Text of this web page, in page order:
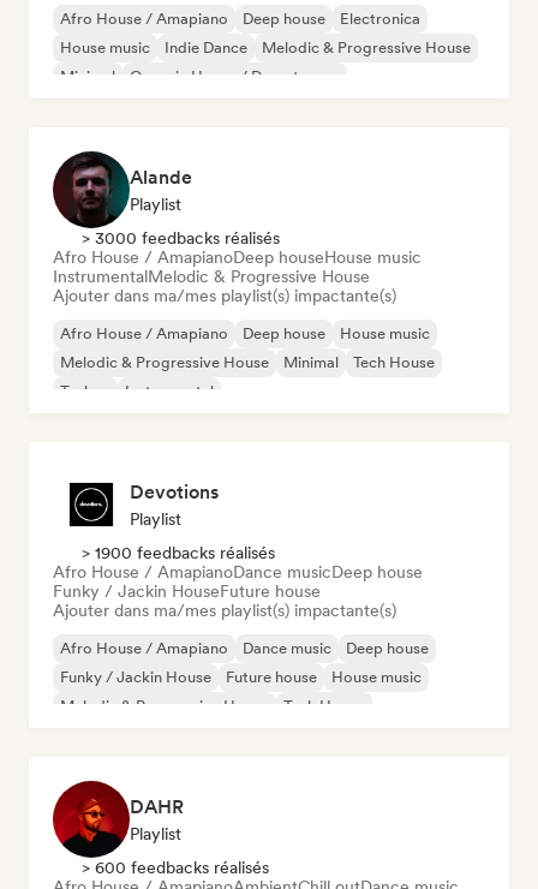
Afro House / Amapiano Deep house
Electronica
House music
Indie Dance
Melodic & Progressive House
Minimal
Organic House / Downtempo
Alande
Playlist
> 3000 feedbacks réalisés
Afro House / AmapianoDeep houseHouse music
InstrumentalMelodic & Progressive House
Ajouter dans ma/mes playlist(s) impactante(s)
Afro House / Amapiano Deep house
House music
Melodic & Progressive House
Minimal
Tech House
Techno
Instrumental
Devotions
Playlist
> 1900 feedbacks réalisés
Afro House / AmapianoDance musicDeep house
Funky / Jackin HouseFuture house
Ajouter dans ma/mes playlist(s) impactante(s)
Afro House / Amapiano Dance music
Deep house
Funky / Jackin House
Future house
House music
Melodic & Progressive House
Tech House
DAHR
Playlist
> 600 feedbacks réalisés